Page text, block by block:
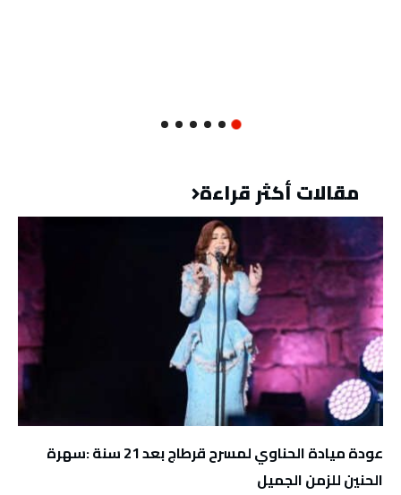
مقالات أكثر قراءة
عودة ميادة الحناوي لمسرح قرطاج بعد 21 سنة :سهرة
الحنين للزمن الجميل